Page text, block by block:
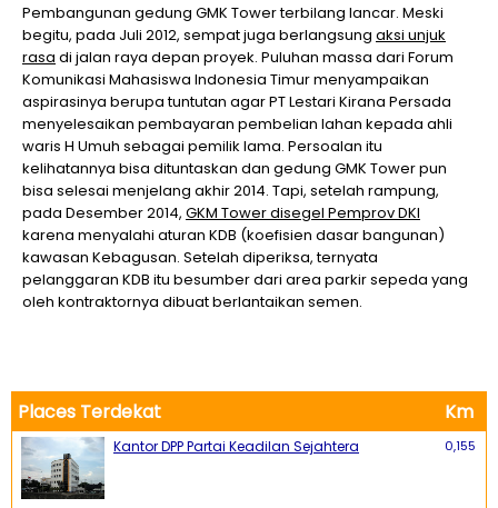
Pembangunan gedung GMK Tower terbilang lancar. Meski
begitu, pada Juli 2012, sempat juga berlangsung aksi unjuk
rasa di jalan raya depan proyek. Puluhan massa dari Forum
Komunikasi Mahasiswa Indonesia Timur menyampaikan
aspirasinya berupa tuntutan agar PT Lestari Kirana Persada
menyelesaikan pembayaran pembelian lahan kepada ahli
waris H Umuh sebagai pemilik lama. Persoalan itu
kelihatannya bisa dituntaskan dan gedung GMK Tower pun
bisa selesai menjelang akhir 2014. Tapi, setelah rampung,
pada Desember 2014, GKM Tower disegel Pemprov DKI
karena menyalahi aturan KDB (koefisien dasar bangunan)
kawasan Kebagusan. Setelah diperiksa, ternyata
pelanggaran KDB itu besumber dari area parkir sepeda yang
oleh kontraktornya dibuat berlantaikan semen.
Places Terdekat Km
Kantor DPP Partai Keadilan Sejahtera 0,155